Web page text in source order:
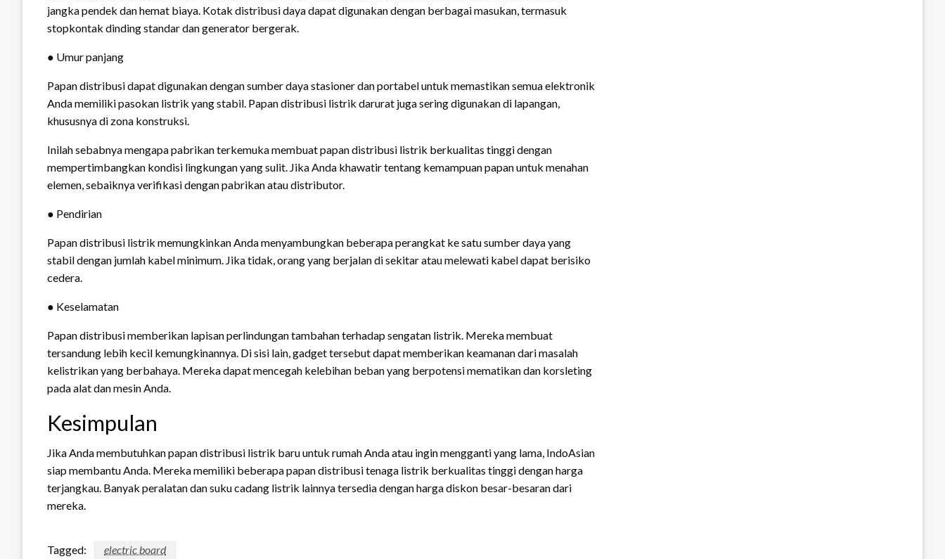
jangka pendek dan hemat biaya. Kotak distribusi daya dapat digunakan dengan berbagai masukan, termasuk
stopkontak dinding standar dan generator bergerak.
● Umur panjang
Papan distribusi dapat digunakan dengan sumber daya stasioner dan portabel untuk memastikan semua elektronik
Anda memiliki pasokan listrik yang stabil. Papan distribusi listrik darurat juga sering digunakan di lapangan,
khususnya di zona konstruksi.
Inilah sebabnya mengapa pabrikan terkemuka membuat papan distribusi listrik berkualitas tinggi dengan
mempertimbangkan kondisi lingkungan yang sulit. Jika Anda khawatir tentang kemampuan papan untuk menahan
elemen, sebaiknya verifikasi dengan pabrikan atau distributor.
● Pendirian
Papan distribusi listrik memungkinkan Anda menyambungkan beberapa perangkat ke satu sumber daya yang
stabil dengan jumlah kabel minimum. Jika tidak, orang yang berjalan di sekitar atau melewati kabel dapat berisiko
cedera.
● Keselamatan
Papan distribusi memberikan lapisan perlindungan tambahan terhadap sengatan listrik. Mereka membuat
tersandung lebih kecil kemungkinannya. Di sisi lain, gadget tersebut dapat memberikan keamanan dari masalah
kelistrikan yang berbahaya. Mereka dapat mencegah kelebihan beban yang berpotensi mematikan dan korsleting
pada alat dan mesin Anda.
Kesimpulan
Jika Anda membutuhkan papan distribusi listrik baru untuk rumah Anda atau ingin mengganti yang lama, IndoAsian
siap membantu Anda. Mereka memiliki beberapa papan distribusi tenaga listrik berkualitas tinggi dengan harga
terjangkau. Banyak peralatan dan suku cadang listrik lainnya tersedia dengan harga diskon besar-besaran dari
mereka.
Tagged: electric board